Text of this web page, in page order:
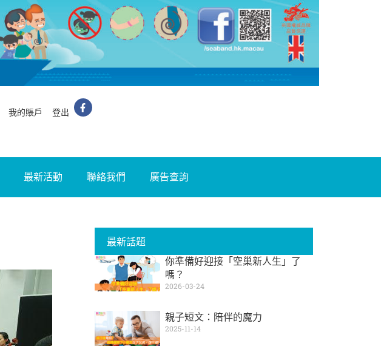
我的賬戶 登出
最新活動 聯絡我們 廣告查詢
最新話題
你準備好迎接「空巢新人生」了
嗎？
2026-03-24
親子短文：陪伴的魔力
2025-11-14